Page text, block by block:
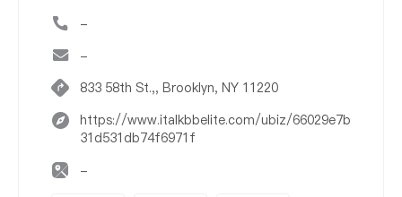
-
-
833 58th St.,, Brooklyn, NY 11220
https://www.italkbbelite.com/ubiz/66029e7b
31d531db74f6971f
-